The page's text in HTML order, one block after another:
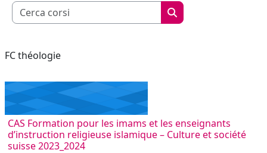
Cerca corsi
Cerca corsi
FC théologie
CAS Formation pour les imams et les enseignants
d’instruction religieuse islamique – Culture et société
suisse 2023_2024